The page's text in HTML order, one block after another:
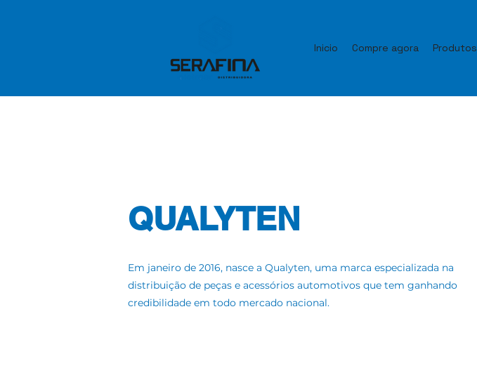
Inicio Compre agora Produtos
QUALYTEN
Em janeiro de 2016, nasce a Qualyten, uma marca especializada na
distribuição de peças e acessórios automotivos que tem ganhando
credibilidade em todo mercado nacional.